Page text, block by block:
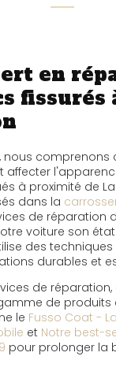
en
fissurés
, nous comprenons
affecter
à proximité de
dans la
de réparation
voiture son
des
durables et
de
de produits
le Fusso Coat -
et Notre best-
pour prolonger la